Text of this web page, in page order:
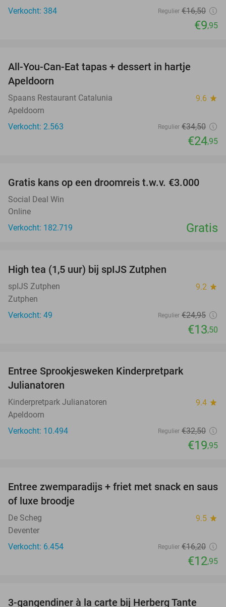
Verkocht: 384
Regulier €16,50
€9,95
All-You-Can-Eat tapas + dessert in hartje
Apeldoorn
Spaans Restaurant Catalunia 9.6 star
Apeldoorn
Verkocht: 2.563
Regulier €34,50
€24,95
Gratis kans op een droomreis t.w.v. €3.000
Social Deal Win
Online
Verkocht: 182.719
Gratis
High tea (1,5 uur) bij spIJS Zutphen
spIJS Zutphen 9.2 star
Zutphen
Verkocht: 49
Regulier €24,95
€13,50
Entree Sprookjesweken Kinderpretpark
Julianatoren
Kinderpretpark Julianatoren 9.4 star
Apeldoorn
Verkocht: 10.494
Regulier €32,50
€19,95
20%
Entree zwemparadijs + friet met snack en saus
of luxe broodje
De Scheg 9.5 star
Deventer
Verkocht: 6.454
Regulier €16,20
€12,95
3-gangendiner à la carte bij Herberg Tante